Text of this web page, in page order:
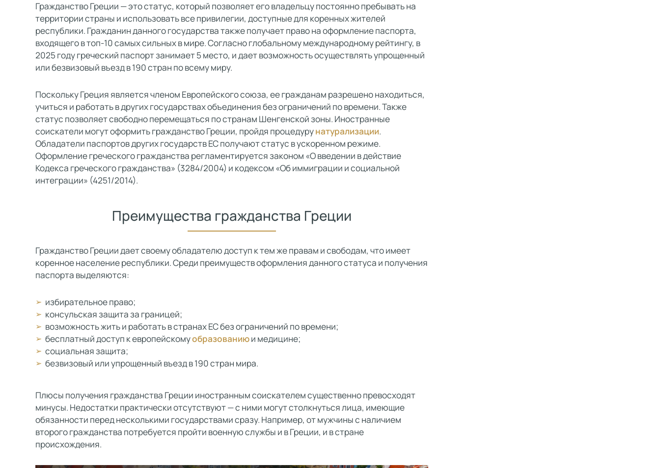
Гражданство Греции — это статус, который позволяет его владельцу постоянно пребывать на
территории страны и использовать все привилегии, доступные для коренных жителей
республики. Гражданин данного государства также получает право на оформление паспорта,
входящего в топ-10 самых сильных в мире. Согласно глобальному международному рейтингу, в
2025 году греческий паспорт занимает 5 место, и дает возможность осуществлять упрощенный
или безвизовый въезд в 190 стран по всему миру.
Поскольку Греция является членом Европейского союза, ее гражданам разрешено находиться,
учиться и работать в других государствах объединения без ограничений по времени. Также
статус позволяет свободно перемещаться по странам Шенгенской зоны. Иностранные
соискатели могут оформить гражданство Греции, пройдя процедурунатурализации.
Обладатели паспортов других государств ЕС получают статус в ускоренном режиме.
Оформление греческого гражданства регламентируется законом «О введении в действие
Кодекса греческого гражданства» (3284/2004) и кодексом «Об иммиграции и социальной
интеграции» (4251/2014).
Преимущества гражданства Греции
Гражданство Греции дает своему обладателю доступ к тем же правам и свободам, что имеет
коренное население республики. Среди преимуществ оформления данного статуса и получения
паспорта выделяются:
избирательное право;
консульская защита за границей;
возможность жить и работать в странах ЕС без ограничений по времени;
бесплатный доступ к европейскомуобразованиюи медицине;
социальная защита;
безвизовый или упрощенный въезд в 190 стран мира.
Плюсы получения гражданства Греции иностранным соискателем существенно превосходят
минусы. Недостатки практически отсутствуют — с ними могут столкнуться лица, имеющие
обязанности перед несколькими государствами сразу. Например, от мужчины с наличием
второго гражданства потребуется пройти военную службы и в Греции, и в стране
происхождения.